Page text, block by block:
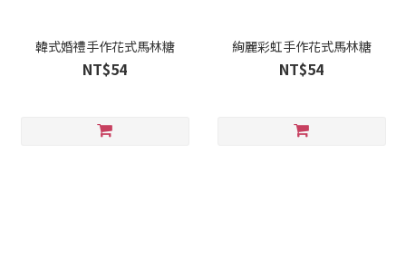
韓式婚禮手作花式馬林糖
NT$54
絢麗彩虹手作花式馬林糖
NT$54